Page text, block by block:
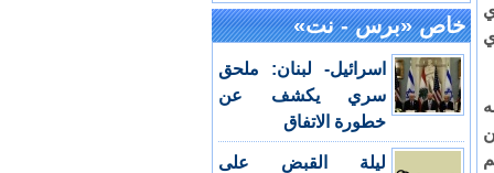
من
خاص «برس - نت»
اسرائيل- لبنان: ملحق
سري يكشف عن
خطورة الاتفاق
ليلة القبض على